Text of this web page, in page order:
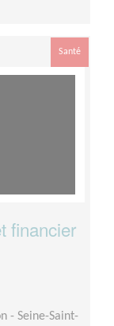
Santé
financier
- Seine-Saint-